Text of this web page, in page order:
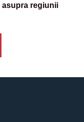
asupra regiunii